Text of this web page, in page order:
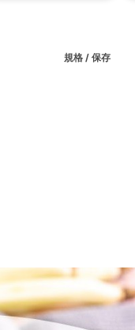
規格 / 保存